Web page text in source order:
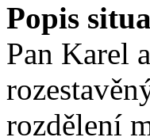
Popis
Pan Karel
rozdělení